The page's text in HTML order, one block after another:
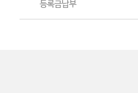
등록금납부